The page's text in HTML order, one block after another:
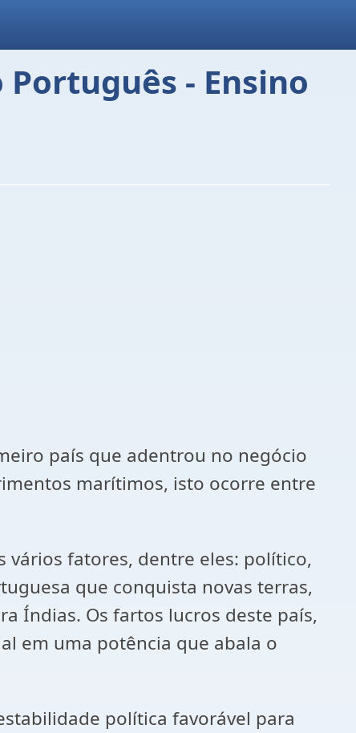
- Ensino
país que adentrou no negócio
marítimos, isto ocorre entre
fatores, dentre eles: político,
que conquista novas terras,
Índias. Os fartos lucros deste país,
em uma potência que abala o
política favorável para